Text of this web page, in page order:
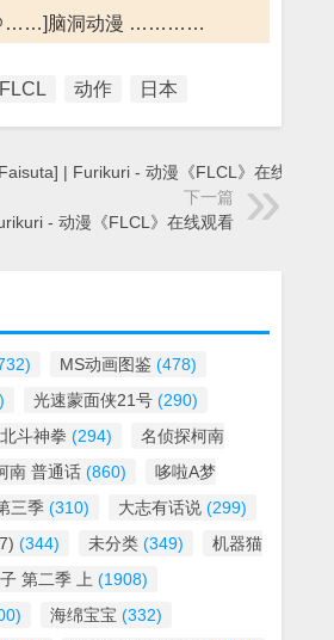
……]脑洞动漫 …………
FLCL 动作 日本
| Furikuri - 动漫《FLCL》在线观看
下一篇
- 动漫《FLCL》在线观看
MS动画图鉴 (478)
光速蒙面侠21号 (290)
北斗神拳 (294)
名侦探柯南
南 普通话 (860)
哆啦A梦
三季 (310) 大志有话说 (299)
(344) 未分类 (349)
机器猫
第二季 上 (1908)
海绵宝宝 (332)